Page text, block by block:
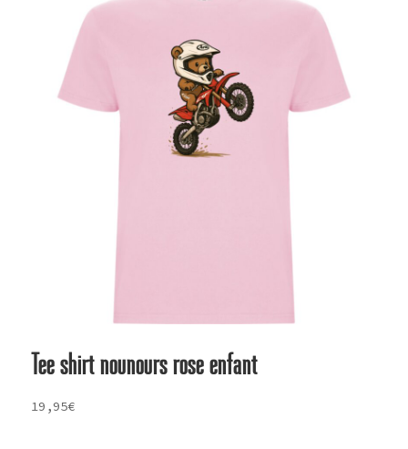
Tee shirt nounours rose enfant
19,95€